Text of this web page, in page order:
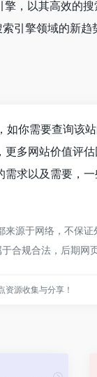
，以其高效的
引擎领域的新趋
如你需要查询该
多网站价值评
求以及需要，
源于网络，不保
合规合法，后期网
资源收集与分享！